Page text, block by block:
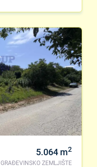
5.064 m2
GRAĐEVINSKO ZEMLJIŠTE